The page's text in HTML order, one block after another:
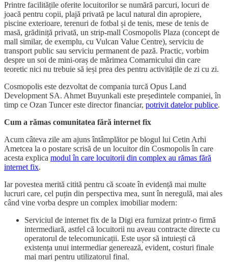
Printre facilitățile oferite locuitorilor se numără parcuri, locuri de
joacă pentru copii, plajă privată pe lacul natural din apropiere,
piscine exterioare, terenuri de fotbal și de tenis, mese de tenis de
masă, grădiniță privată, un strip-mall Cosmopolis Plaza (concept de
mall similar, de exemplu, cu Vulcan Value Centre), serviciu de
transport public sau serviciu permanent de pază. Practic, vorbim
despre un soi de mini-oraș de mărimea Comarnicului din care
teoretic nici nu trebuie să ieși prea des pentru activitățile de zi cu zi.
Cosmopolis este dezvoltat de compania turcă Opus Land
Development SA. Ahmet Buyunkali este președintele companiei, în
timp ce Ozan Tuncer este director financiar, potrivit datelor publice.
Cum a rămas comunitatea fără internet fix
Acum câteva zile am ajuns întâmplător pe blogul lui Cetin Arhi
Ametcea la o postare scrisă de un locuitor din Cosmopolis în care
acesta explica modul în care locuitorii din complex au rămas fără
internet fix.
Iar povestea merită citită pentru că scoate în evidență mai multe
lucruri care, cel puțin din perspectiva mea, sunt în neregulă, mai ales
când vine vorba despre un complex imobiliar modern:
Serviciul de internet fix de la Digi era furnizat printr-o firmă
intermediară, astfel că locuitorii nu aveau contracte directe cu
operatorul de telecomunicații. Este ușor să intuiești că
existența unui intermediar generează, evident, costuri finale
mai mari pentru utilizatorul final.